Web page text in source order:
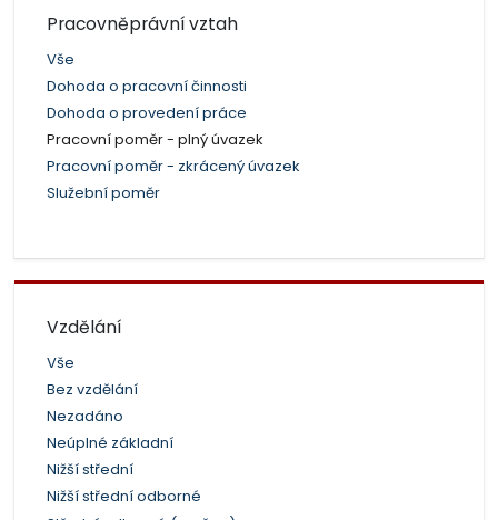
Pracovněprávní vztah
Vše
Dohoda o pracovní činnosti
Dohoda o provedení práce
Pracovní poměr - plný úvazek
Pracovní poměr - zkrácený úvazek
Služební poměr
Vzdělání
Vše
Bez vzdělání
Nezadáno
Neúplné základní
Nižší střední
Nižší střední odborné